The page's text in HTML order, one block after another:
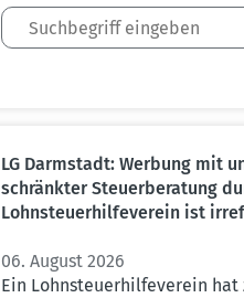
LG Darmstadt: Werbung mit
schränkter Steuer­be­ratung
Lohnsteu­er­hil­fe­verein ist
06. August 2026
Ein Lohnsteuerhilfeverein hat